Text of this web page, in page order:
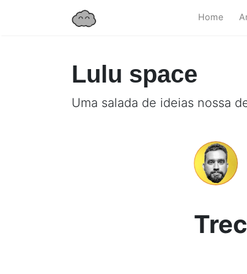
Home
Lulu space
Uma salada de ideias nossa